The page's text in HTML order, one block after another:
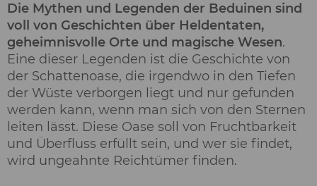
Die Mythen und Legenden der Beduinen sind
voll von Geschichten über Heldentaten,
geheimnisvolle Orte und magische Wesen.
Eine dieser Legenden ist die Geschichte von
der Schattenoase, die irgendwo in den Tiefen
der Wüste verborgen liegt und nur gefunden
werden kann, wenn man sich von den Sternen
leiten lässt. Diese Oase soll von Fruchtbarkeit
und Überfluss erfüllt sein, und wer sie findet,
wird ungeahnte Reichtümer finden.